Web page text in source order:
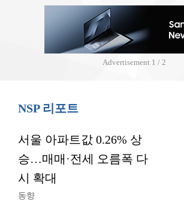
Advertisement 2 / 2
NSP 리포트
서울 아파트값 0.26% 상
승…매매·전세 오름폭 다
시 확대
동향